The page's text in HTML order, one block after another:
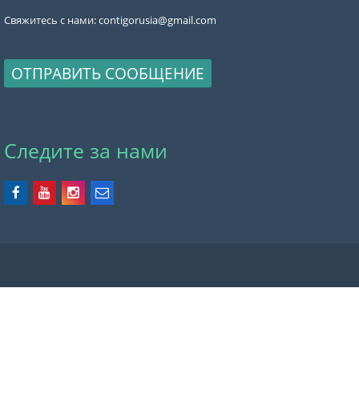
Свяжитесь с нами:contigorusia@gmail.com
ОТПРАВИТЬ СООБЩЕНИЕ
Следите за нами